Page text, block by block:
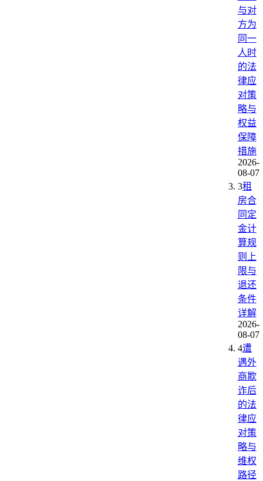
与对
方为
同一
人时
的法
律应
对策
略与
权益
保障
措施
2026-
08-07
3租
房合
同定
金计
算规
则上
限与
退还
条件
详解
2026-
08-07
4遭
遇外
商欺
诈后
的法
律应
对策
略与
维权
路径